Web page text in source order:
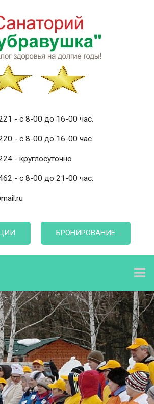
- с 8-00 до 16-00 час.
- с 8-00 до 16-00 час.
- круглосуточно
- с 8-00 до 21-00 час.
БРОНИРОВАНИЕ